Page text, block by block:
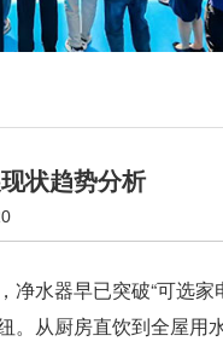
状趋势分析
净水器早已突破“可选家
。从厨房直饮到全屋用